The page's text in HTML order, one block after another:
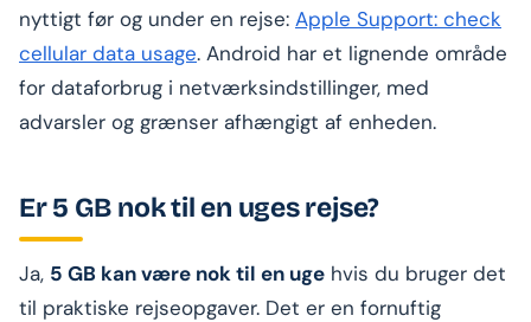
nyttigt før og under en rejse: Apple Support: check
cellular data usage. Android har et lignende område
for dataforbrug i netværksindstillinger, med
advarsler og grænser afhængigt af enheden.
Er 5 GB nok til en uges rejse?
Ja, 5 GB kan være nok til en uge hvis du bruger det
til praktiske rejseopgaver. Det er en fornuftig